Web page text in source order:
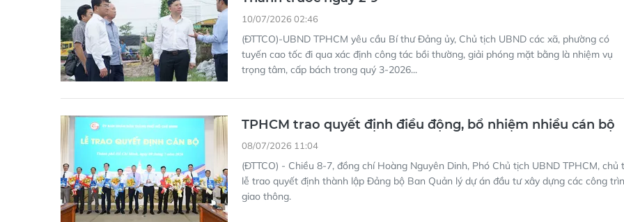
10/07/2026 02:46
(ĐTTCO)-UBND TPHCM yêu cầu Bí thư Đảng ủy, Chủ tịch UBND các xã, phường có
tuyến cao tốc đi qua xác định công tác bồi thường, giải phóng mặt bằng là nhiệm vụ
trọng tâm, cấp bách trong quý 3-2026...
TPHCM trao quyết định điều động, bổ nhiệm nhiều cán bộ
08/07/2026 11:04
(ĐTTCO) - Chiều 8-7, đồng chí Hoàng Nguyên Dinh, Phó Chủ tịch UBND TPHCM, chủ
lễ trao quyết định thành lập Đảng bộ Ban Quản lý dự án đầu tư xây dựng các công
giao thông.